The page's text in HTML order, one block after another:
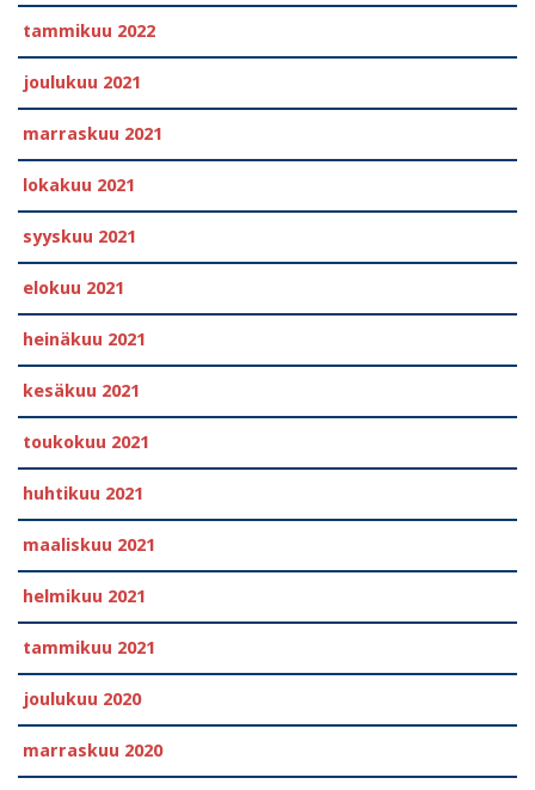
tammikuu 2022
joulukuu 2021
marraskuu 2021
lokakuu 2021
syyskuu 2021
elokuu 2021
heinäkuu 2021
kesäkuu 2021
toukokuu 2021
huhtikuu 2021
maaliskuu 2021
helmikuu 2021
tammikuu 2021
joulukuu 2020
marraskuu 2020